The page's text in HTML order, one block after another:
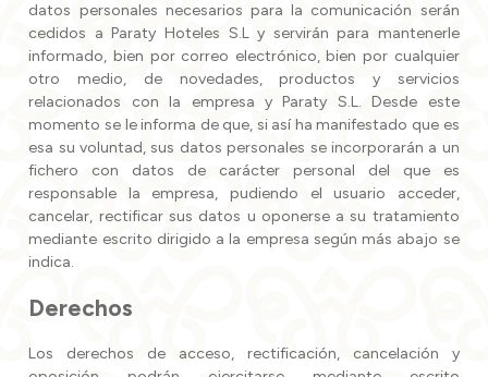
datos personales necesarios para la comunicación serán
cedidos a Paraty Hoteles S.L y servirán para mantenerle
informado, bien por correo electrónico, bien por cualquier
otro medio, de novedades, productos y servicios
relacionados con la empresa y Paraty S.L. Desde este
momento se le informa de que, si así ha manifestado que es
esa su voluntad, sus datos personales se incorporarán a un
fichero con datos de carácter personal del que es
responsable la empresa, pudiendo el usuario acceder,
cancelar, rectificar sus datos u oponerse a su tratamiento
mediante escrito dirigido a la empresa según más abajo se
indica.
Derechos
Los derechos de acceso, rectificación, cancelación y